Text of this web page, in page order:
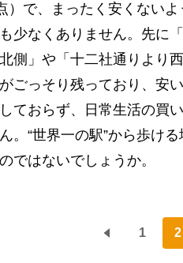
）で、まったく安くない
少なくありません。先に
北側」や「十二社通りより
ごっそり残っており、安
ておらず、日常生活の買
。“世界一の駅”から歩け
ではないでしょうか。
1 2